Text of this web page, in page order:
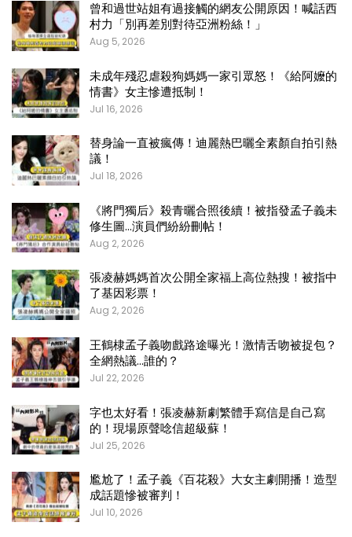
曾和過世站姐有過接觸的網友公開原因！喊話西
村力「別再差別對待亞洲粉絲！」
Aug 5, 2026
未成年殘忍虐殺狗媽媽一家引眾怒！《給阿嬤的
情書》女主慘遭抵制！
Jul 16, 2026
替身論一直被瘋傳！迪麗熱巴曬全素顏自拍引熱
議！
Jul 18, 2026
《將門獨后》殺青曬合照後續！被指發孟子義未
修生圖…演員們紛紛刪帖！
Aug 2, 2026
張凌赫媽媽首次公開全家福上高位熱搜！被指中
了基因彩票！
Aug 2, 2026
王鶴棣孟子義吻戲路途曝光！激情舌吻被捉包？
全網熱議…誰的？
Jul 22, 2026
字也太好看！張凌赫新劇繁體手寫信是自己寫
的！現場原聲唸信超級蘇！
Jul 25, 2026
尷尬了！孟子義《百花殺》大女主劇開播！造型
成話題慘被審判！
Jul 10, 2026